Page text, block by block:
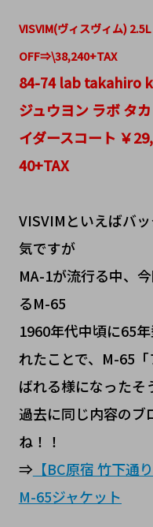
VISVIM(ヴィスヴィム)
OFF⇒\38,240+TAX
84-74 lab takahiro
ジュウヨン ラボ タ
イダースコート ￥
40+TAX
VISVIMといえばバ
気ですが
MA-1が流行る中、
るM-65
1960年代中頃に65
れたことで、M-65
ばれる様になったそ
過去に同じ内容のブ
ね！！
⇒【BC原宿 竹下通
M-65ジャケット